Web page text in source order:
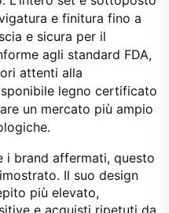
e finitura fino a
e sicura per il
agli standard FDA,
attenti alla
legno certificato
un mercato più ampio
i brand affermati, questo
Il suo design
più elevato,